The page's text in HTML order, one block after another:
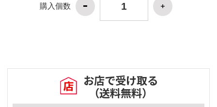
購入個数
お店で受け取る
（送料無料）